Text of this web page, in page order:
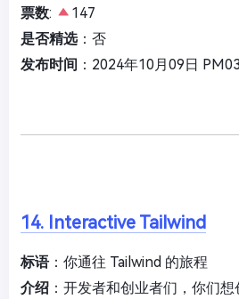
票数:
147
是否精选：否
发布时间 ：2024年10月09日
14. Interactive Tailwind
标语：你通往 Tailwind 的旅程
介绍 ：开发者和创业者们，你们